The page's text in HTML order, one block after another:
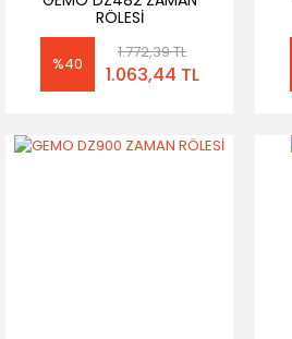
RÖLESİ
%40
1.772,39 TL
1.063,44 TL